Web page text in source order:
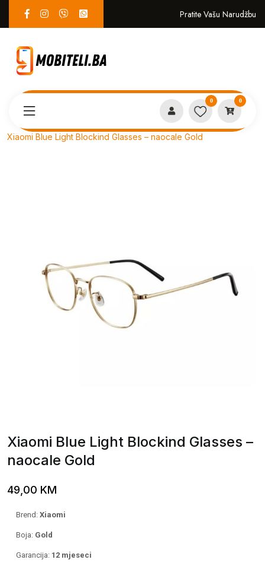
Pratite Vašu Narudžbu
0 0
Xiaomi Blue Light Blockind Glasses – naocale Gold
Xiaomi Blue Light Blockind Glasses –
naocale Gold
49,00 KM
Brend: Xiaomi
Boja: Gold
Garancija: 12 mjeseci